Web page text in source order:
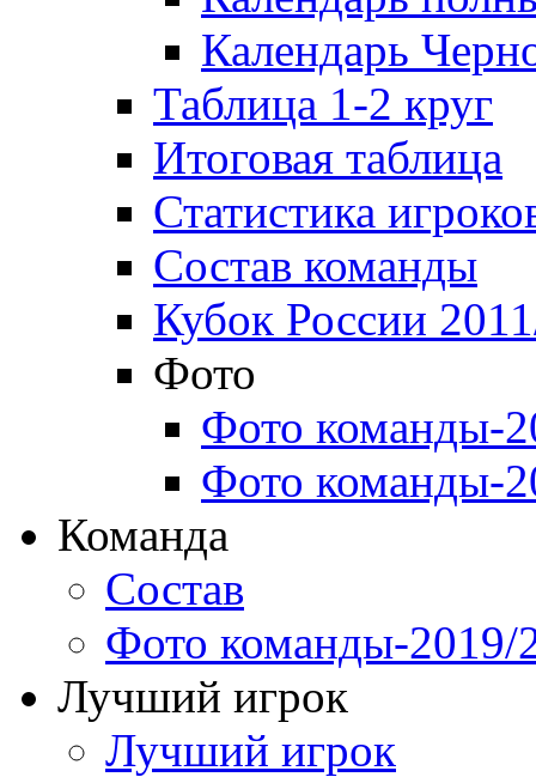
Календарь
Таблица 1-2 круг
Итоговая таблица
Статистика
Состав команды
Кубок России
Фото
Фото команды-
Фото команды-
Команда
Состав
Фото команды-2019/
Лучший игрок
Лучший игрок